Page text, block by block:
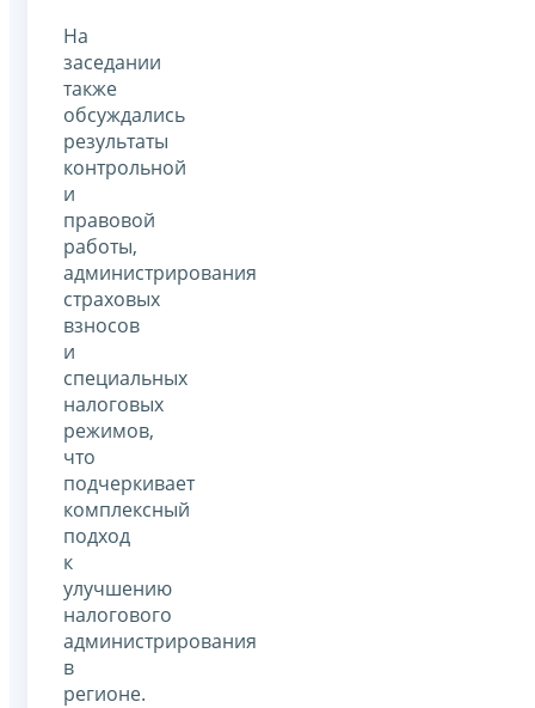
На
заседании
также
обсуждались
результаты
контрольной
и
правовой
работы,
администрирования
страховых
взносов
и
специальных
налоговых
режимов,
что
подчеркивает
комплексный
подход
к
улучшению
налогового
администрирования
в
регионе.